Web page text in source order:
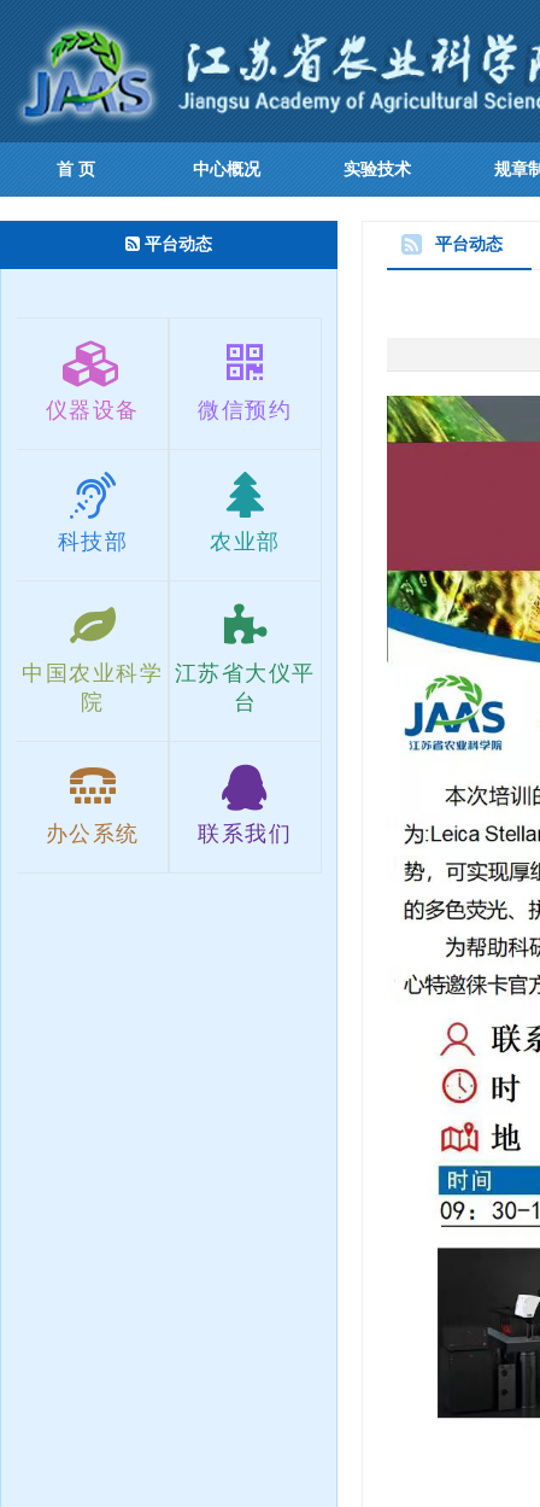
首 页 中心概况 实验技术 规章
平台动态
仪器设备 微信预约
科技部 农业部
中国农业科学
院
江苏省大仪平
台
办公系统 联系我们
平台动态